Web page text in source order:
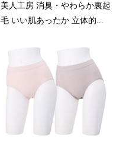
美人工房 消臭・やわらか裏起
毛 いい肌あったか 立体的...